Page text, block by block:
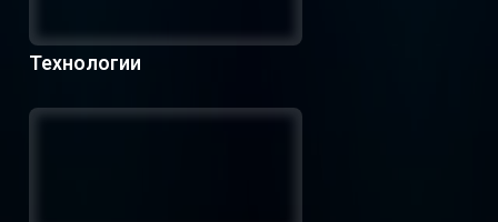
Технологии